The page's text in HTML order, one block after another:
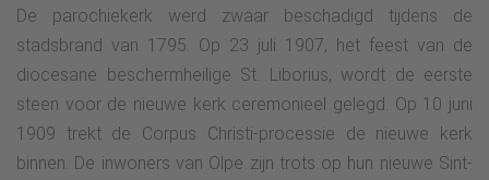
De parochiekerk werd zwaar beschadigd tijdens de
stadsbrand van 1795. Op 23 juli 1907, het feest van de
diocesane beschermheilige St. Liborius, wordt de eerste
steen voor de nieuwe kerk ceremonieel gelegd. Op 10 juni
1909 trekt de Corpus Christi-processie de nieuwe kerk
binnen. De inwoners van Olpe zijn trots op hun nieuwe Sint-